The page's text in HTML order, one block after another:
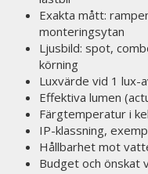
Exakta mått:
monteringsytan
Ljusbild: spot,
körning
Luxvärde vid 1 lux-
Effektiva lumen
Färgtemperatur i
IP-klassning,
Hållbarhet mot
Budget och önskat